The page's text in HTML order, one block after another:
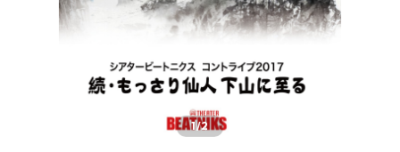
1/2